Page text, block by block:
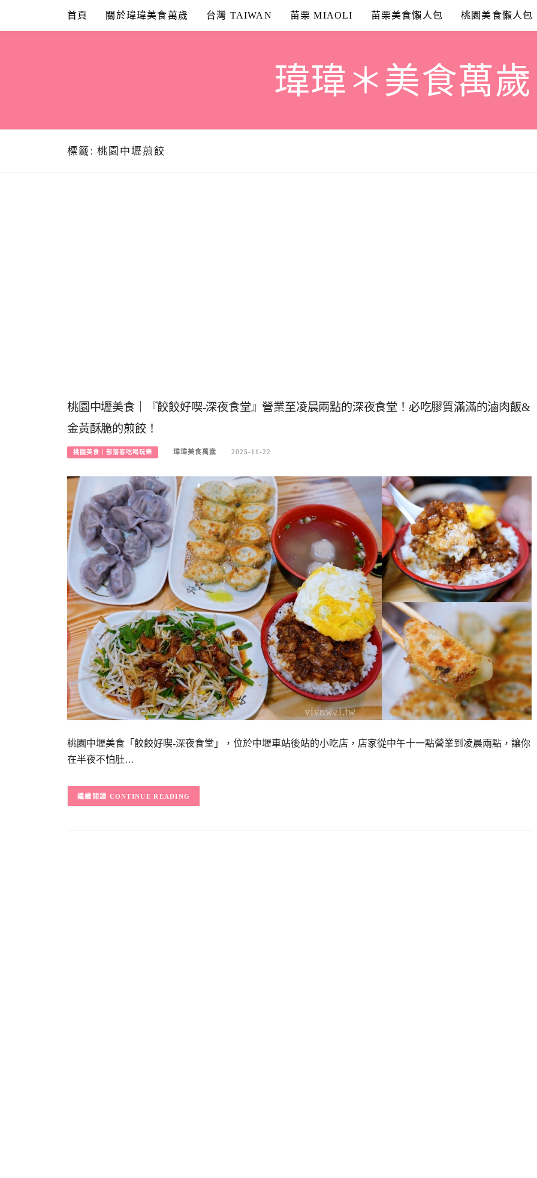
content
首頁 關於瑋瑋美食萬歲 台灣 TAIWAN 苗栗 MIAOLI 苗栗美食懶人包 桃園美食懶人包
瑋瑋＊美食萬歲
標籤: 桃園中壢煎餃
桃園中壢美食｜『餃餃好喫-深夜食堂』營業至凌晨兩點的深夜食堂！必吃膠質滿滿的滷肉飯&
金黃酥脆的煎餃！
桃園美食｜部落客吃喝玩樂 瑋瑋美食萬歲 2025-11-22
桃園中壢美食「餃餃好喫-深夜食堂」，位於中壢車站後站的小吃店，店家從中午十一點營業到凌晨兩點，讓你
在半夜不怕肚…
CONTINUE READING